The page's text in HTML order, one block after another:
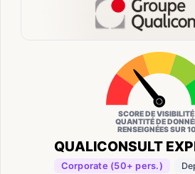
QUALICONSULT
Corporate (50+ pers.)
SCORE DE
QUANTITÉ DE
RENSEIGNÉES SUR